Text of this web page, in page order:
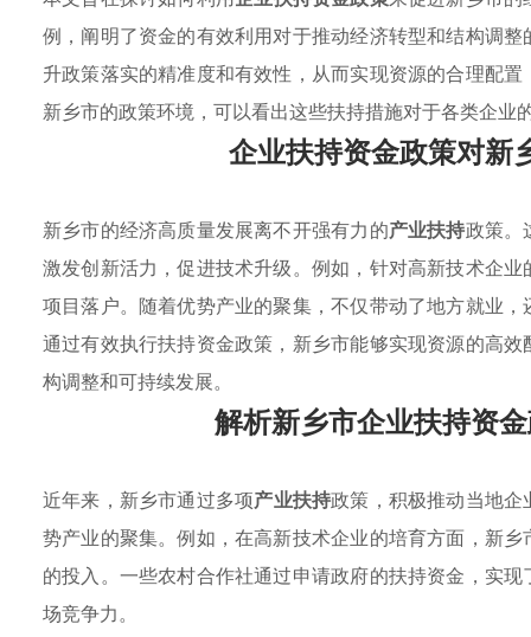
例，阐明了资金的有效利用对于推动经济转型和结构调
升政策落实的精准度和有效性，从而实现资源的合理配
新乡市的政策环境，可以看出这些扶持措施对于各类企业
企业扶持资金政策对新
新乡市的经济高质量发展离不开强有力的产业扶持政策。
激发创新活力，促进技术升级。例如，针对高新技术企业
项目落户。随着优势产业的聚集，不仅带动了地方就业
通过有效执行扶持资金政策，新乡市能够实现资源的高
构调整和可持续发展。
解析新乡市企业扶持资
近年来，新乡市通过多项产业扶持政策，积极推动当地
势产业的聚集。例如，在高新技术企业的培育方面，新
的投入。一些农村合作社通过申请政府的扶持资金，实
场竞争力。